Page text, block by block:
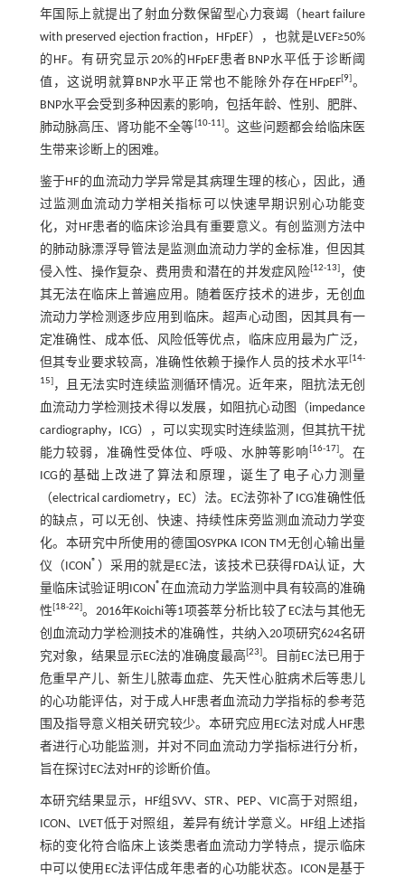
年国际上就提出了射血分数保留型心力衰竭（heart failure
with preserved ejection fraction，HFpEF），也就是LVEF≥50%
的HF。有研究显示20%的HFpEF患者BNP水平低于诊断阈
值，这说明就算BNP水平正常也不能除外存在HFpEF[9]。
BNP水平会受到多种因素的影响，包括年龄、性别、肥胖、
肺动脉高压、肾功能不全等[10-11]。这些问题都会给临床医
生带来诊断上的困难。
鉴于HF的血流动力学异常是其病理生理的核心，因此，通
过监测血流动力学相关指标可以快速早期识别心功能变
化，对HF患者的临床诊治具有重要意义。有创监测方法中
的肺动脉漂浮导管法是监测血流动力学的金标准，但因其
侵入性、操作复杂、费用贵和潜在的并发症风险[12-13]，使
其无法在临床上普遍应用。随着医疗技术的进步，无创血
流动力学检测逐步应用到临床。超声心动图，因其具有一
定准确性、成本低、风险低等优点，临床应用最为广泛，
但其专业要求较高，准确性依赖于操作人员的技术水平[14-
15]，且无法实时连续监测循环情况。近年来，阻抗法无创
血流动力学检测技术得以发展，如阻抗心动图（impedance
cardiography，ICG），可以实现实时连续监测，但其抗干扰
能力较弱，准确性受体位、呼吸、水肿等影响 [16-17]。在
ICG的基础上改进了算法和原理，诞生了电子心力测量
（electrical cardiometry，EC）法。EC法弥补了ICG准确性低
的缺点，可以无创、快速、持续性床旁监测血流动力学变
化。本研究中所使用的德国OSYPKA ICON TM无创心输出量
仪（ICON® ）采用的就是EC法，该技术已获得FDA认证，大
量临床试验证明ICON®在血流动力学监测中具有较高的准确
性[18-22]。2016年Koichi等1项荟萃分析比较了EC法与其他无
创血流动力学检测技术的准确性，共纳入20项研究624名研
究对象，结果显示EC法的准确度最高[23]。目前EC法已用于
危重早产儿、新生儿脓毒血症、先天性心脏病术后等患儿
的心功能评估，对于成人HF患者血流动力学指标的参考范
围及指导意义相关研究较少。本研究应用EC法对成人HF患
者进行心功能监测，并对不同血流动力学指标进行分析，
旨在探讨EC法对HF的诊断价值。
本研究结果显示，HF组SVV、STR、PEP、VIC高于对照组，
ICON、LVET低于对照组，差异有统计学意义。HF组上述指
标的变化符合临床上该类患者血流动力学特点，提示临床
中可以使用EC法评估成年患者的心功能状态。ICON是基于